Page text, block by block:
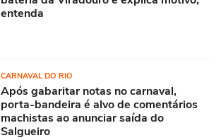
entenda
CARNAVAL DO RIO
Após gabaritar notas no carnaval,
porta-bandeira é alvo de comentários
machistas ao anunciar saída do
Salgueiro